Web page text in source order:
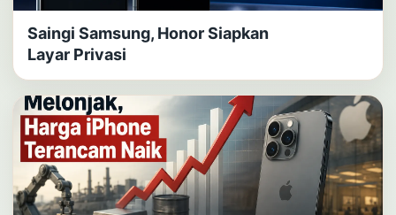
Saingi Samsung, Honor Siapkan
Layar Privasi